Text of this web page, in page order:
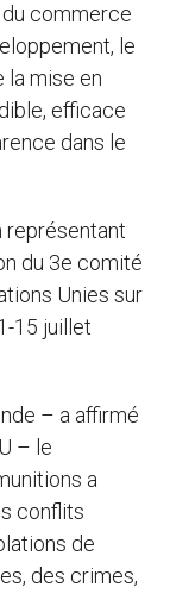
commerce
le
la mise en
efficace
dans le
représentant
du 3e comité
Unies sur
15 juillet
– a affirmé
– le
a
conflits
de
des crimes,